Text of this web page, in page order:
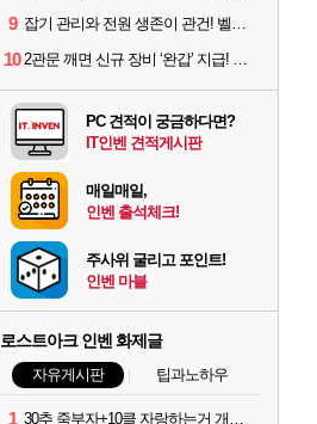
9 잡기 관리와 전원 생존이 관건! 벨가르딘 유물 칭호 획득방법 정리
10 2관문 깨면 신규 장비 ‘완갑’ 지급! 그림자 레이드 벨가르딘 공개
PC 견적이 궁금하다면?
IT인벤 견적게시판
매일매일,
인벤 출석체크!
주사위 굴리고 포인트!
인벤 마블
로스트아크 인벤 화제글
자유게시판 팁과노하우
1 30추 죽부자+10클 자랑하는거 개웃기네ㅋㅋㅋ